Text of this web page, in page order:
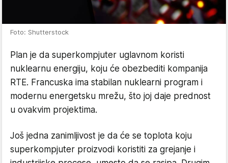
Foto: Shutterstock
Plan je da superkompjuter uglavnom koristi
nuklearnu energiju, koju će obezbediti kompanija
RTE. Francuska ima stabilan nuklearni program i
modernu energetsku mrežu, što joj daje prednost
u ovakvim projektima.
Još jedna zanimljivost je da će se toplota koju
superkompjuter proizvodi koristiti za grejanje i